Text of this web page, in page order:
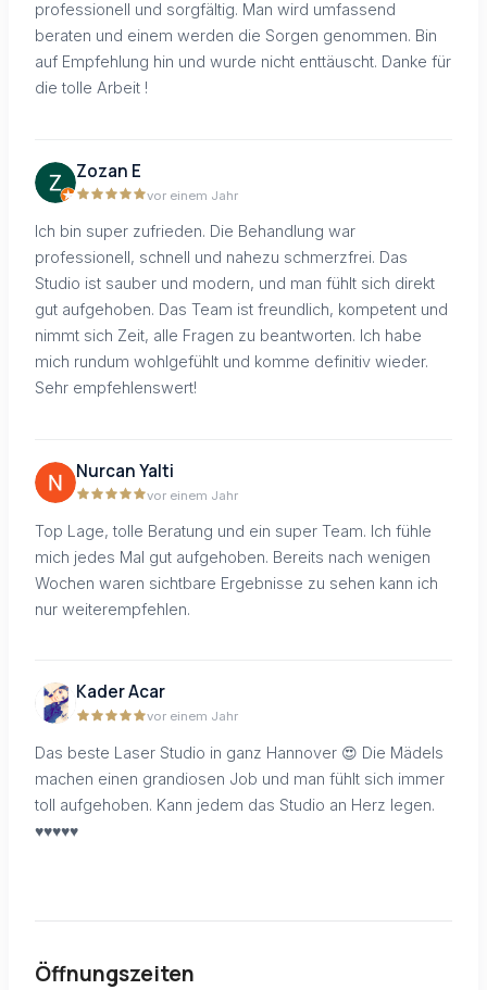
professionell und sorgfältig. Man wird umfassend
beraten und einem werden die Sorgen genommen. Bin
auf Empfehlung hin und wurde nicht enttäuscht. Danke für
die tolle Arbeit !
Zozan E
vor einem Jahr
Ich bin super zufrieden. Die Behandlung war
professionell, schnell und nahezu schmerzfrei. Das
Studio ist sauber und modern, und man fühlt sich direkt
gut aufgehoben. Das Team ist freundlich, kompetent und
nimmt sich Zeit, alle Fragen zu beantworten. Ich habe
mich rundum wohlgefühlt und komme definitiv wieder.
Sehr empfehlenswert!
Nurcan Yalti
vor einem Jahr
Top Lage, tolle Beratung und ein super Team. Ich fühle
mich jedes Mal gut aufgehoben. Bereits nach wenigen
Wochen waren sichtbare Ergebnisse zu sehen kann ich
nur weiterempfehlen.
Kader Acar
vor einem Jahr
Das beste Laser Studio in ganz Hannover 😍 Die Mädels
machen einen grandiosen Job und man fühlt sich immer
toll aufgehoben. Kann jedem das Studio an Herz legen.
♥️♥️♥️♥️♥️
Öffnungszeiten